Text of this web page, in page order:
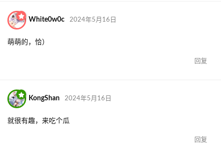
White0w0c 2024年5月16日
萌萌的，恰）
回复
KongShan 2024年5月16日
就很有趣，来吃个瓜
回复